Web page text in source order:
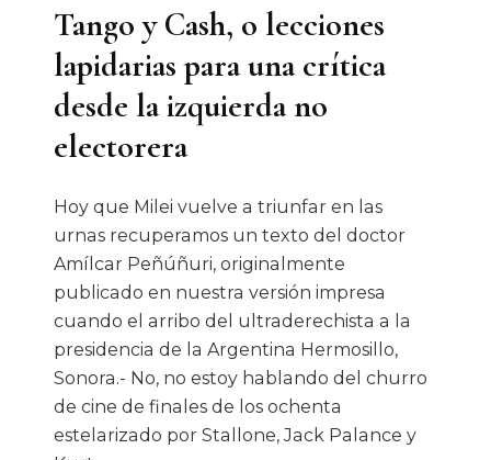
Tango y Cash, o lecciones
lapidarias para una crítica
desde la izquierda no
electorera
Hoy que Milei vuelve a triunfar en las
urnas recuperamos un texto del doctor
Amílcar Peñúñuri, originalmente
publicado en nuestra versión impresa
cuando el arribo del ultraderechista a la
presidencia de la Argentina Hermosillo,
Sonora.- No, no estoy hablando del churro
de cine de finales de los ochenta
estelarizado por Stallone, Jack Palance y